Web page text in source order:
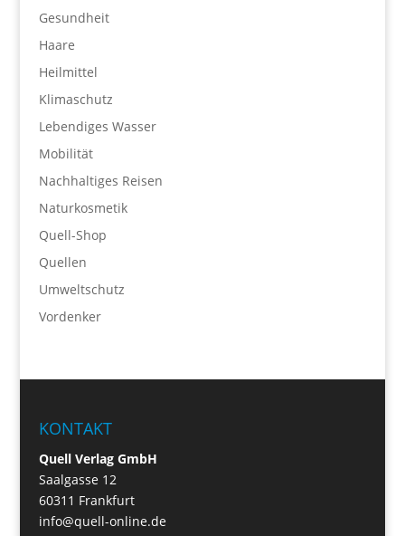
Gesundheit
Haare
Heilmittel
Klimaschutz
Lebendiges Wasser
Mobilität
Nachhaltiges Reisen
Naturkosmetik
Quell-Shop
Quellen
Umweltschutz
Vordenker
KONTAKT
Quell Verlag GmbH
Saalgasse 12
60311 Frankfurt
info@quell-online.de